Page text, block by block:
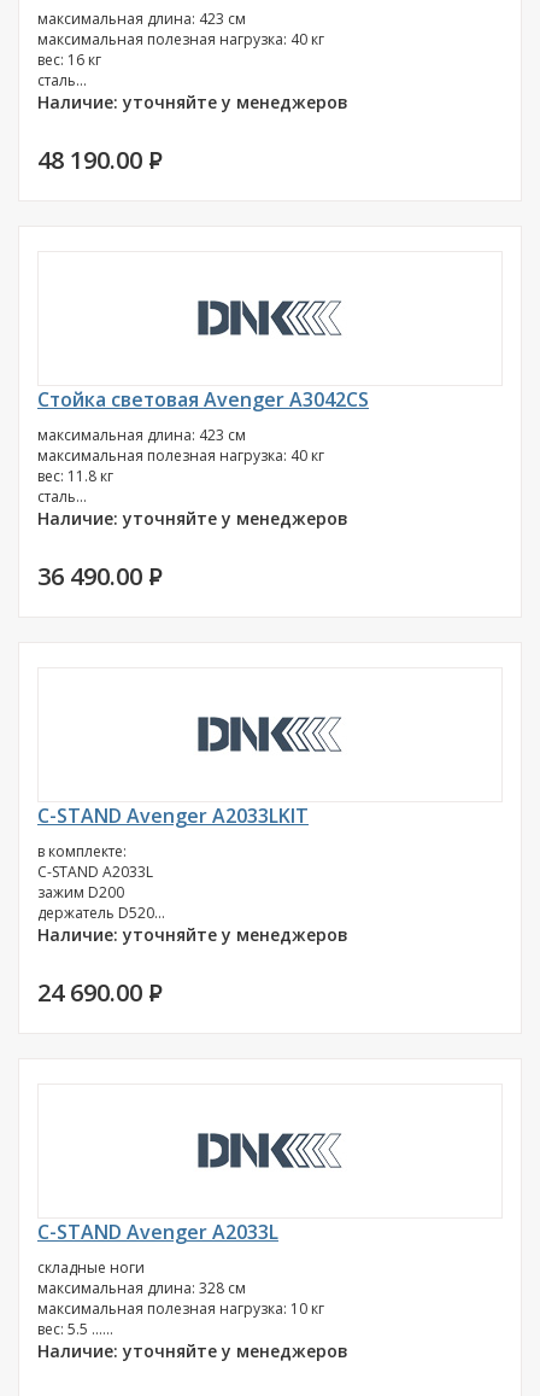
максимальная длина: 423 см
максимальная полезная нагрузка: 40 кг
вес: 16 кг
сталь...
Наличие: уточняйте у менеджеров
48 190.00 P
Стойка световая Avenger A3042CS
максимальная длина: 423 см
максимальная полезная нагрузка: 40 кг
вес: 11.8 кг
сталь...
Наличие: уточняйте у менеджеров
36 490.00 P
C-STAND Avenger A2033LKIT
в комплекте:
C-STAND A2033L
зажим D200
держатель D520...
Наличие: уточняйте у менеджеров
24 690.00 P
C-STAND Avenger A2033L
складные ноги
максимальная длина: 328 см
максимальная полезная нагрузка: 10 кг
вес: 5.5 ......
Наличие: уточняйте у менеджеров